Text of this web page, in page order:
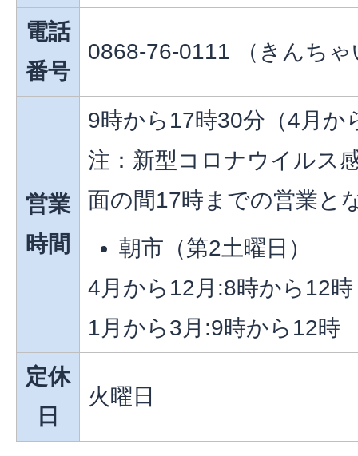
電話
番号
0868-76-0111 （きんちゃ
営業
時間
9時から17時30分（4月か
注：新型コロナウイルス
面の間17時までの営業と
朝市（第2土曜日）
4月から12月:8時から12時
1月から3月:9時から12時
定休
日
火曜日